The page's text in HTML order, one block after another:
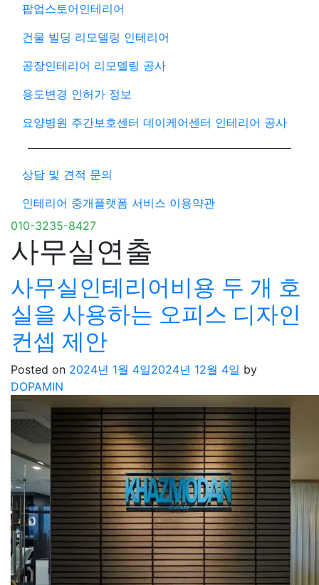
팝업스토어인테리어
건물 빌딩 리모델링 인테리어
공장인테리어 리모델링 공사
용도변경 인허가 정보
요양병원 주간보호센터 데이케어센터 인테리어 공사
상담 및 견적 문의
인테리어 중개플랫폼 서비스 이용약관
010-3235-8427
사무실연출
사무실인테리어비용 두 개 호
실을 사용하는 오피스 디자인
컨셉 제안
Posted on 2024년 1월 4일2024년 12월 4일 by
DOPAMIN